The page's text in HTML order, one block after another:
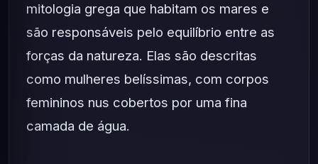
mitologia grega que habitam os mares e
são responsáveis pelo equilíbrio entre as
forças da natureza. Elas são descritas
como mulheres belíssimas, com corpos
femininos nus cobertos por uma fina
camada de água.